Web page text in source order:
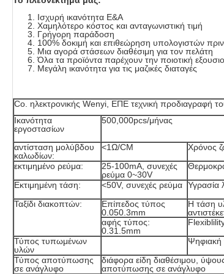
Ισχυρή ικανότητα Ε&Α
Χαμηλότερο κόστος και ανταγωνιστική τιμή
Γρήγορη παράδοση
100% δοκιμή και επιθεώρηση υπολογιστών
Μια αγορά στάσεων διαθέσιμη για τον πελάτη
Όλα τα προϊόντα παρέχουν την ποιοτική
Μεγάλη ικανότητα για τις μαζικές διαταγές
Co. ηλεκτρονικής Wenyi, ΕΠΕ τεχνική προδιαγραφή
Ικανότητα
εργοστασίων
500,000pcs/μήνας
αντίσταση μολύβδου
καλωδίων:
<1Ω/CM Χρόνος
εκτιμημένο ρεύμα:
25-100mA, συνεχές
ρεύμα 0~30V
Εκτιμημένη τάση:
<50V, συνεχές ρεύμα Υγρασία
Ταξίδι διακοπτών:
Επίπεδος τύπος
0.050.3mm
Η τάση
αφής τύπος:
0.31.5mm
Τύπος τυπωμένων
υλών
Τύπος αποτύπωσης
σε ανάγλυφο
διάφορα είδη διαθέσιμου,
αποτύπωσης σε ανάγλυφο